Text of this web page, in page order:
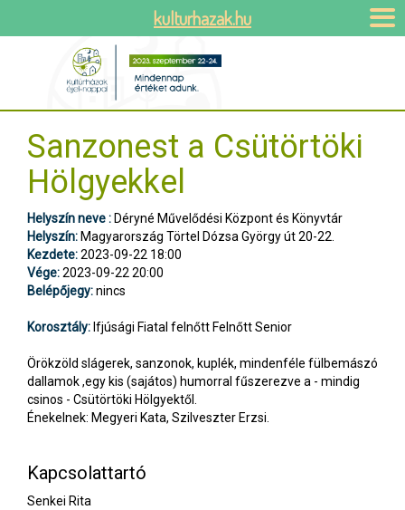
Sanzonest a Csütörtöki
Hölgyekkel
Helyszín neve : Déryné Művelődési Központ és Könyvtár
Helyszín: Magyarország Törtel Dózsa György út 20-22.
Kezdete:2023-09-22 18:00
Vége:2023-09-22 20:00
Belépőjegy:nincs
Korosztály: Ifjúsági Fiatal felnőtt Felnőtt Senior
Örökzöld slágerek, sanzonok, kuplék, mindenféle fülbemászó
dallamok ,egy kis (sajátos) humorral fűszerezve a - mindig
csinos - Csütörtöki Hölgyektől.
Énekelnek: Megyeri Kata, Szilveszter Erzsi.
Kapcsolattartó
Senkei Rita
kulturhazak.hu